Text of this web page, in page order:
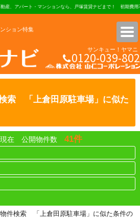
パート・マンションなら、戸塚賃貸ナビまで！ 初期費用不要、
ション特集
株式会社 山仁コーポレーショ
サンキュー！ヤマニ
0120-039-802
索 「上倉田原駐車場」に似た
現在 公開物件数 41件
件検索 「上倉田原駐車場」に似た条件の